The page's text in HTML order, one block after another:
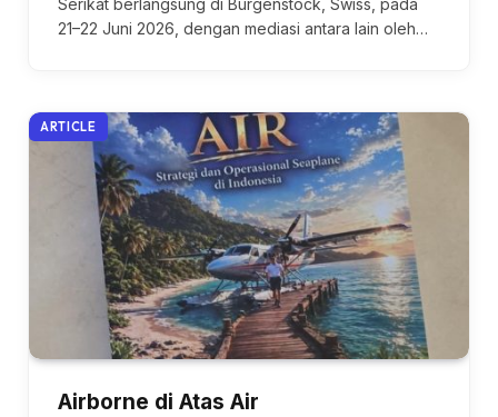
21–22 Juni 2026, dengan mediasi antara lain oleh…
ARTICLE
Airborne di Atas Air